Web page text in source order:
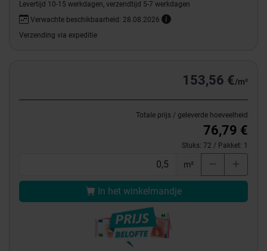
Levertijd 10-15 werkdagen, verzendtijd 5-7 werkdagen
Verwachte beschikbaarheid: 28.08.2026
Verzending via expeditie
153,56 €/m²
Totale prijs / geleverde hoeveelheid
76,79 €
Stuks: 72 / Pakket: 1
m²
In het winkelmandje